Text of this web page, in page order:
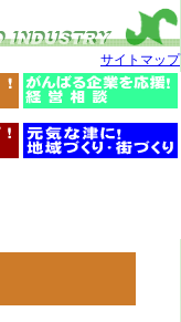
サイトマップ